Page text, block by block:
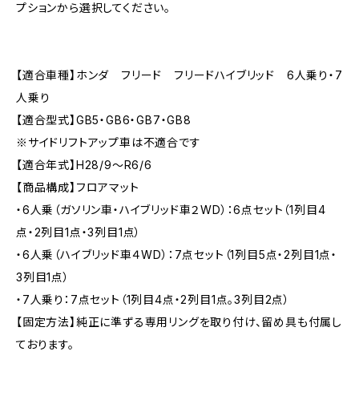
プションから選択してください。
【適合車種】ホンダ フリード フリードハイブリッド 6人乗り・7
人乗り
【適合型式】GB5・GB6・GB7・GB8
※サイドリフトアップ車は不適合です
【適合年式】H28/9〜R6/6
【商品構成】フロアマット
・6人乗（ガソリン車・ハイブリッド車２WD）：6点セット（1列目4
点・2列目1点・3列目1点）
・6人乗（ハイブリッド車４WD）：7点セット（1列目5点・2列目1点・
3列目1点）
・7人乗り：7点セット（1列目4点・2列目1点。3列目2点）
【固定方法】純正に準ずる専用リングを取り付け、留め具も付属し
ております。